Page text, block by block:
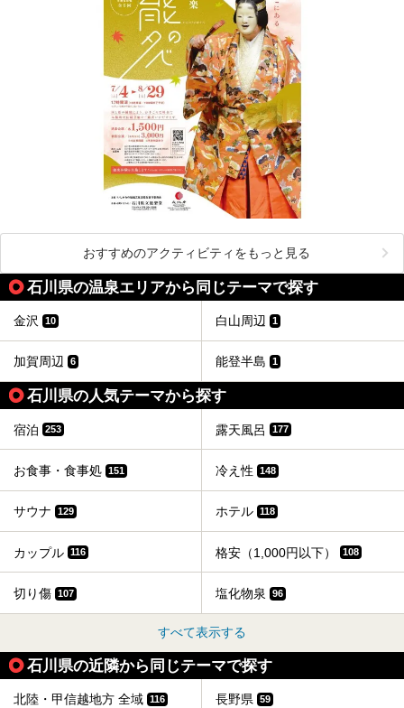
おすすめのアクティビティをもっと見る
石川県の温泉エリアから同じテーマで探す
金沢 10 白山周辺 1
加賀周辺 6 能登半島 1
石川県の人気テーマから探す
宿泊 253 露天風呂 177
お食事・食事処 151 冷え性 148
サウナ 129 ホテル 118
カップル 116 格安（1,000円以下） 108
切り傷 107 塩化物泉 96
すべて表示する
石川県の近隣から同じテーマで探す
北陸・甲信越地方 全域 116 長野県 59